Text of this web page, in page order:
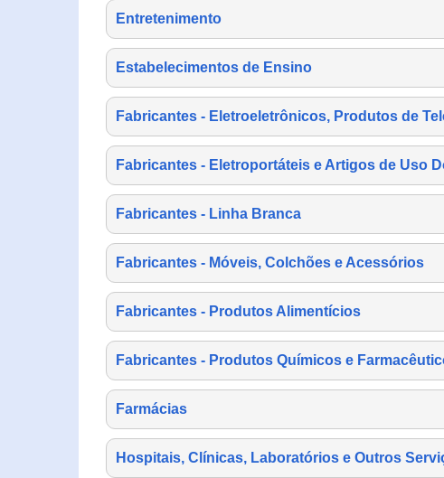
Entretenimento
Estabelecimentos de Ensino
Fabricantes - Eletroeletrônicos, Produtos de
Fabricantes - Eletroportáteis e Artigos de Uso
Fabricantes - Linha Branca
Fabricantes - Móveis, Colchões e Acessórios
Fabricantes - Produtos Alimentícios
Fabricantes - Produtos Químicos e
Farmácias
Hospitais, Clínicas, Laboratórios e Outros